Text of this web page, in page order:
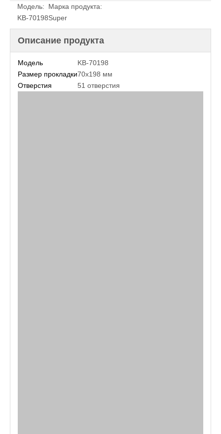
Модель:
KB-70198
Марка продукта:
Super
Описание продукта
Модель
KB-70198
Размер прокладки70x198 мм
Отверстия
51 отверстия